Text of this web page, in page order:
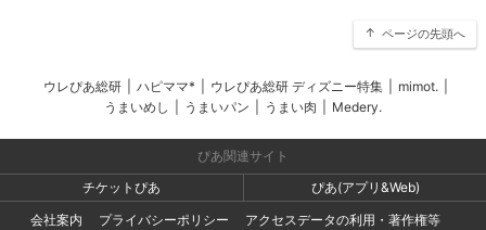
ページの先頭へ
ウレぴあ総研 ハピママ* ウレぴあ総研 ディズニー特集 mimot.
うまいめし
うまいパン うまい肉 Medery.
ぴあ関連サイト
チケットぴあ
ぴあ(アプリ&Web)
会社案内
プライバシーポリシー
アクセスデータの利用・著作権等